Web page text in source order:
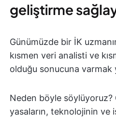
geliştirme
Günümüzde bir İK
kısmen veri analisti ve
olduğu sonucuna varmak
Neden böyle söylüyoruz?
yasaların, teknolojinin ve